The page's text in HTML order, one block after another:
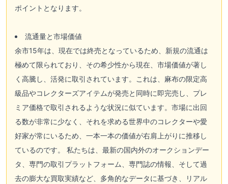
ポイントとなります。
流通量と市場価値
余市15年は、現在では終売となっているため、新規の流通は
極めて限られており、その希少性から現在、市場価値が著し
く高騰し、活発に取引されています。これは、麻布の限定高
級品やコレクターズアイテムが発売と同時に即完売し、プレ
ミア価格で取引されるような状況に似ています。市場に出回
る数が非常に少なく、それを求める世界中のコレクターや愛
好家が常にいるため、一本一本の価値が右肩上がりに推移し
ているのです。 私たちは、最新の国内外のオークションデー
タ、専門の取引プラットフォーム、専門誌の情報、そして過
去の膨大な買取実績など、多角的なデータに基づき、リアル